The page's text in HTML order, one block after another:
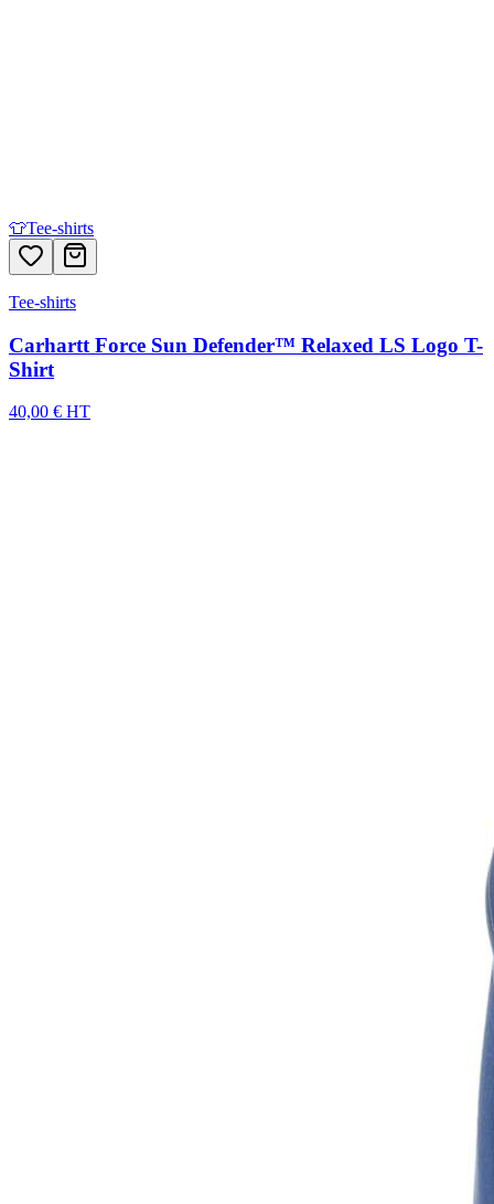
👕Tee-shirts
Tee-shirts
Carhartt Force Sun Defender™ Relaxed LS Logo T-
Shirt
40,00 € HT